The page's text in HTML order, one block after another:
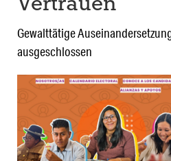
Vertrauen
Gewalttätige
ausgeschlossen